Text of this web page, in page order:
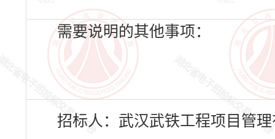
需要说明的其他事项：
招标人：武汉武铁工程项目管